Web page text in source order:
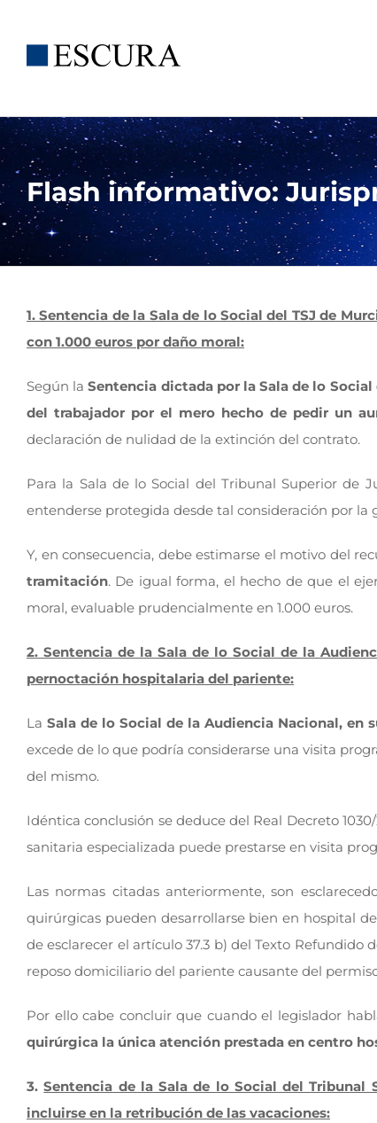
contenido
Flash informativo:
1. Sentencia de la Sala de lo Social del TSJ de
con 1.000 euros por daño moral:
Según laSentencia dictada por la Sala de lo
del trabajador por el mero hecho de pedir un
declaración de nulidad de la extinción del contrato.
Para la Sala de lo Social del Tribunal Superior de
entenderse protegida desde tal consideración por la
Y, en consecuencia, debe estimarse el motivo del
tramitación. De igual forma, el hecho de que el
moral, evaluable prudencialmente en 1.000 euros.
2. Sentencia de la Sala de lo Social de la
pernoctación hospitalaria del pariente:
La Sala de lo Social de la Audiencia Nacional, en
excede de lo que podría considerarse una visita
del mismo.
Idéntica conclusión se deduce del Real Decreto
sanitaria especializada puede prestarse en visita
Las normas citadas anteriormente, son
quirúrgicas pueden desarrollarse bien en hospital
de esclarecer el artículo 37.3 b) del Texto
reposo domiciliario del pariente causante del
Por ello cabe concluir que cuando el legislador
quirúrgica la única atención prestada en centro
3.Sentencia de la Sala de lo Social del Tribunal
incluirse en la retribución de las vacaciones: